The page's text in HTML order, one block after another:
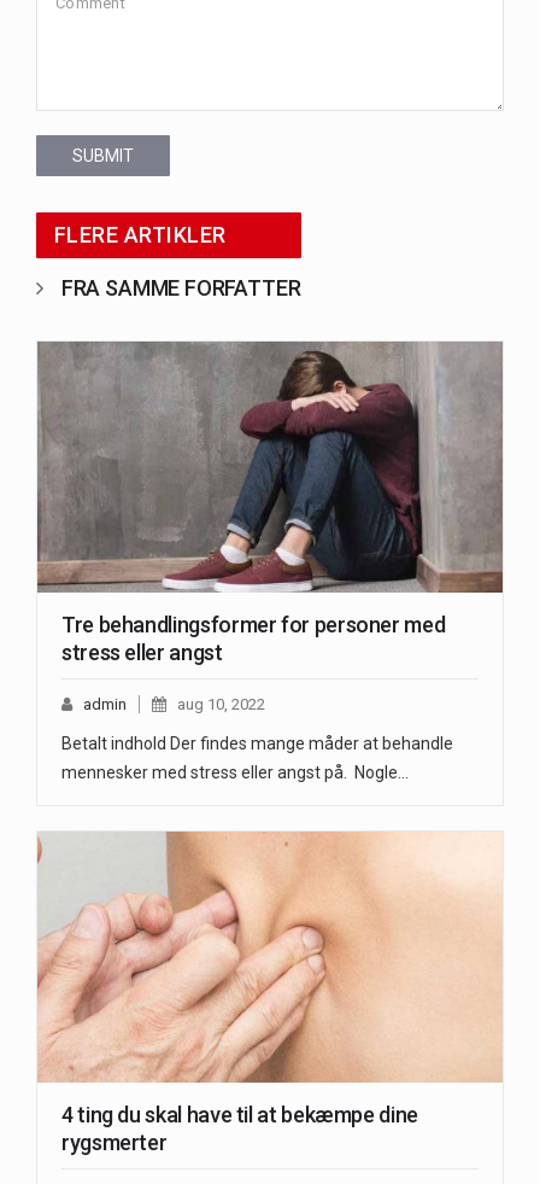
SUBMIT
FLERE ARTIKLER
FRA SAMME FORFATTER
Tre behandlingsformer for personer med
stress eller angst
admin aug 10, 2022
Betalt indhold Der findes mange måder at behandle
mennesker med stress eller angst på. Nogle…
4 ting du skal have til at bekæmpe dine
rygsmerter